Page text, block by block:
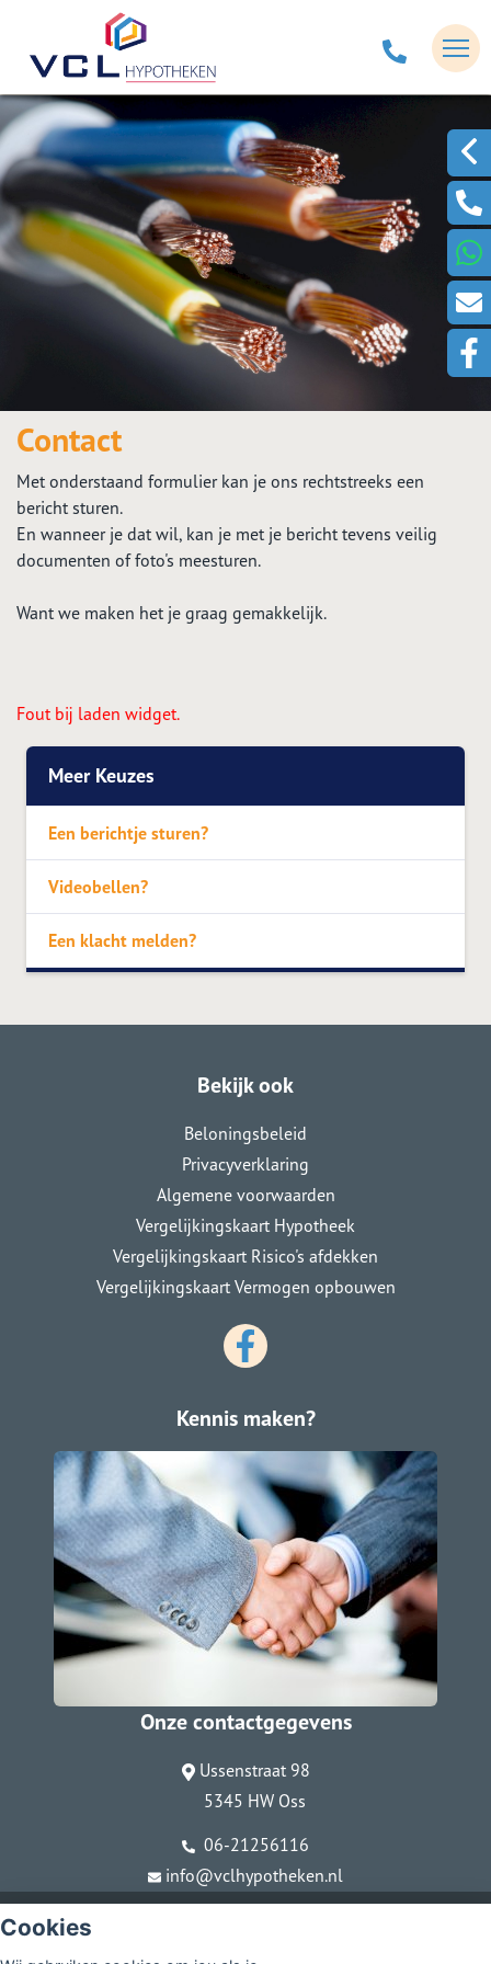
Cookies
Contact
Met onderstaand formulier kan je ons rechtstreeks een
bericht sturen.
En wanneer je dat wil, kan je met je bericht tevens veilig
documenten of foto's meesturen.
Want we maken het je graag gemakkelijk.
Fout bij laden widget.
Meer Keuzes
Een berichtje sturen?
Videobellen?
Een klacht melden?
Bekijk ook
Beloningsbeleid
Privacyverklaring
Algemene voorwaarden
Vergelijkingskaart Hypotheek
Vergelijkingskaart Risico's afdekken
Vergelijkingskaart Vermogen opbouwen
Kennis maken?
Onze contactgegevens
Ussenstraat 98
5345 HW Oss
06-21256116
info@vclhypotheken.nl
Sitemap